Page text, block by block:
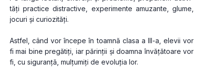
tăți practice distractive, experi­mente amu­­zante, glume,
jocuri și curiozități.
Astfel, când vor începe în toamnă clasa a III-a, elevii vor
fi mai bine pregătiți, iar părinții și doamna învăță­toare vor
fi, cu siguranță, mulțumiți de evo­luția lor.